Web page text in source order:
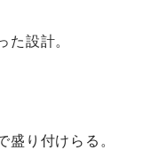
た設計。
盛り付けらる。